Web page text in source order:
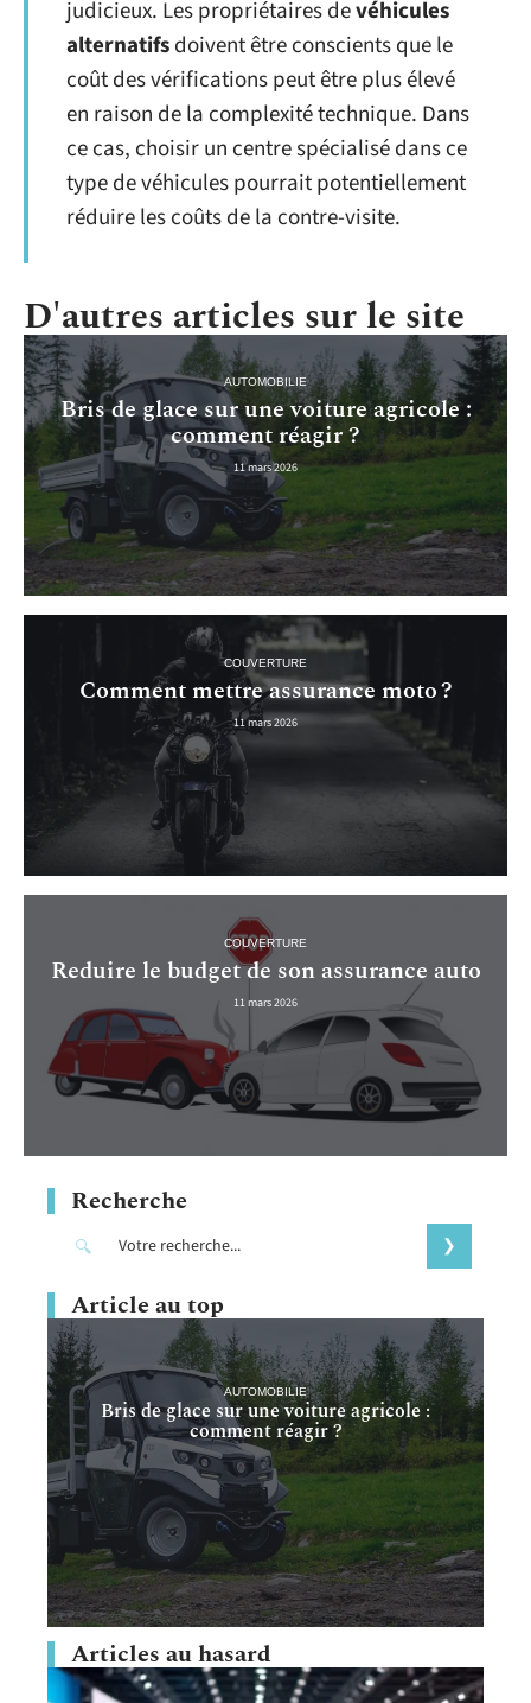
judicieux. Les propriétaires devéhicules
alternatifsdoivent être conscients que le
coût des vérifications peut être plus élevé
en raison de la complexité technique. Dans
ce cas, choisir un centre spécialisé dans ce
type de véhicules pourrait potentiellement
réduire les coûts de la contre-visite.
D'autres articles sur le site
AUTOMOBILIE
Bris de glace sur une voiture agricole :
comment réagir ?
11 mars 2026
COUVERTURE
Comment mettre assurance moto ?
11 mars 2026
COUVERTURE
Reduire le budget de son assurance auto
11 mars 2026
Recherche
Article au top
AUTOMOBILIE
Bris de glace sur une voiture agricole :
comment réagir ?
Articles au hasard